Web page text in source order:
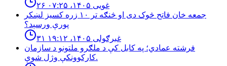
۲۶ غویی ۱۴۰۵، ۰۷:۲۵
جمعه خان فاتح څوک دی او څنګه تر ۱۰ زره کسیز لښکر
پورې ورسېد؟
۳۱ غبرګولی ۱۴۰۵، ۱۹:۱۲
فرشته عمادي؛ په کابل کې د ملګرو ملتونو د سازمان
کارکوونکې وژل شوې.